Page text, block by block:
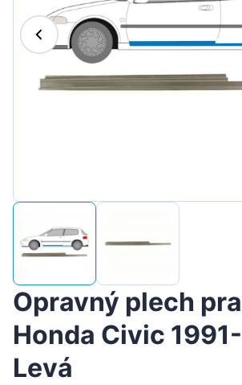
Magyar
Lietuvių
Português
Opravný plech
Honda Civic
Levá